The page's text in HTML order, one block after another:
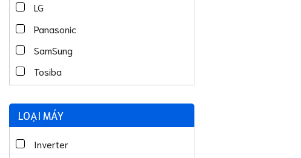
LG
Panasonic
SamSung
Tosiba
LOẠI MÁY
Inverter